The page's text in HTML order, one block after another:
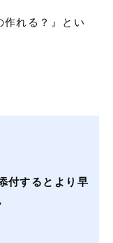
作れる？』とい
るとより早